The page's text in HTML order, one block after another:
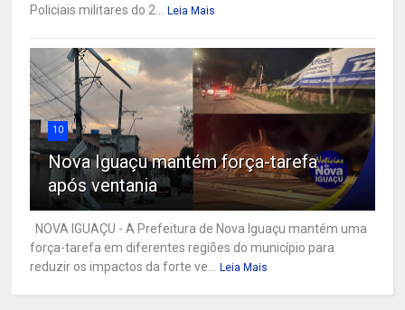
Policiais militares do 2...
Leia Mais
10
Nova Iguaçu mantém força-tarefa
após ventania
NOVA IGUAÇU - A Prefeitura de Nova Iguaçu mantém uma
força-tarefa em diferentes regiões do município para
reduzir os impactos da forte ve...
Leia Mais